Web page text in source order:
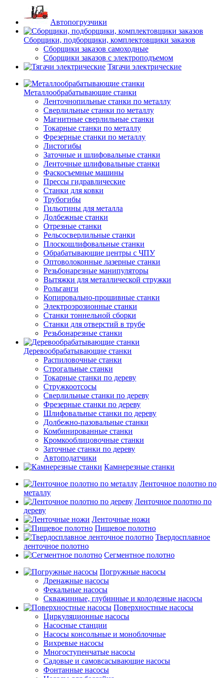
Автопогрузчики
Сборщики, подборщики, комплектовщики заказов
Сборщики заказов самоходные
Сборщики заказов с электроподъемом
Тягачи электрические
Металлообрабатывающие станки
Ленточнопильные станки по металлу
Сверлильные станки по металлу
Магнитные сверлильные станки
Токарные станки по металлу
Фрезерные станки по металлу
Листогибы
Заточные и шлифовальные станки
Ленточные шлифовальные станки
Фаскосъемные машины
Прессы гидравлические
Станки для ковки
Трубогибы
Гильотины для металла
Долбежные станки
Отрезные станки
Рельсосверлильные станки
Плоскошлифовальные станки
Обрабатывающие центры с ЧПУ
Оптоволоконные лазерные станки
Резьбонарезные манипуляторы
Вытяжки для металлической стружки
Рольганги
Копировально-прошивные станки
Электроэрозионные станки
Станки тоннельной сборки
Станки для отверстий в трубе
Резьбонарезные станки
Деревообрабатывающие станки
Распиловочные станки
Строгальные станки
Токарные станки по дереву
Стружкоотсосы
Сверлильные станки по дереву
Фрезерные станки по дереву
Шлифовальные станки по дереву
Долбежно-пазовальные станки
Комбинированные станки
Кромкооблицовочные станки
Заточные станки по дереву
Автоподатчики
Камнерезные станки
Ленточное полотно по
металлу
Ленточное полотно по
дереву
Ленточные ножи
Пищевое полотно
Твердосплавное
ленточное полотно
Сегментное полотно
Погружные насосы
Дренажные насосы
Фекальные насосы
Скважинные, глубинные и колодезные насосы
Поверхностные насосы
Циркуляционные насосы
Насосные станции
Насосы консольные и моноблочные
Вихревые насосы
Многоступенчатые насосы
Садовые и самовсасывающие насосы
Фонтанные насосы